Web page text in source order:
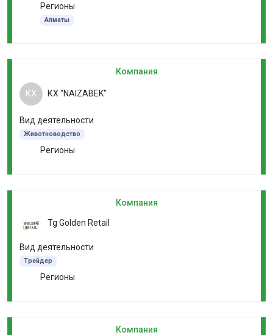
Регионы
Алматы
Компания
КХ КХ "NAIZABEK"
Вид деятельности
Животноводство
Регионы
Компания
Tg Golden Retail
Вид деятельности
Трейдер
Регионы
Компания